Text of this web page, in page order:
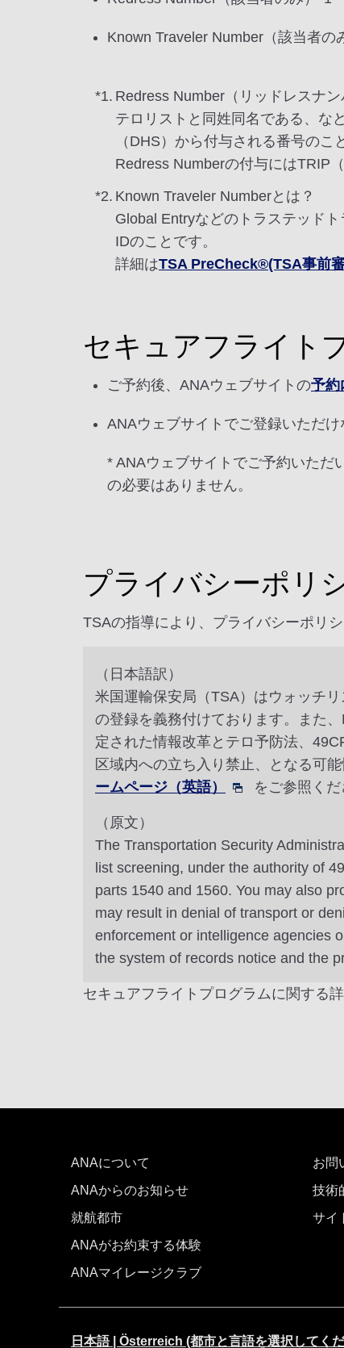
Known Traveler Number（該当者の
*1. Redress Number（リッドレスナン
テロリストと同姓同名である、な
（DHS）から付与される番号のこ
Redress Numberの付与にはTRIP
*2. Known Traveler Numberとは？
Global Entryなどのトラステッド
IDのことです。
詳細はTSA PreCheck®(TSA事前審
セキュアフライト
ご予約後、ANAウェブサイトの予約
ANAウェブサイトでご登録いただ
* ANAウェブサイトでご予約いただ
の必要はありません。
プライバシーポリ
TSAの指導により、プライバシーポリ
（日本語訳）
米国運輸保安局（TSA）はウォッチ
の登録を義務付けております。また
定された情報改革とテロ予防法、
区域内への立ち入り禁止、となる可
ームページ（英語）
をご参照くだ
（原文）
The Transportation Security
list screening, under the authority of
parts 1540 and 1560. You may also
may result in denial of transport or
enforcement or intelligence agencies
the system of records notice and the
セキュアフライトプログラムに関する詳
ANAについて
ANAからのお知らせ
就航都市
ANAがお約束する体験
ANAマイレージクラブ
お問
技術
サイ
日本語 | Österreich (都市と言語を選択してく